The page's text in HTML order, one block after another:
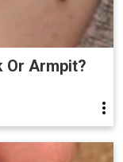
Or Armpit?